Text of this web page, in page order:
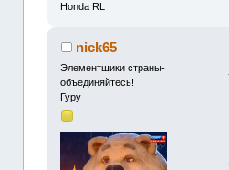
Honda RL
nick65
Элементщики страны-
объединяйтесь!
Гуру